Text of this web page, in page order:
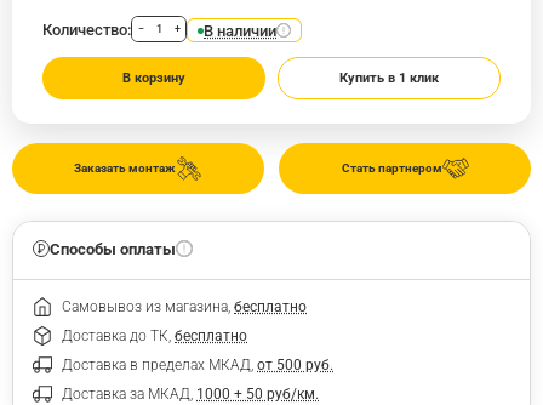
Стать партнером
Заказать монтаж
Количество: − + В наличии
В корзину Купить в 1 клик
Способы оплаты
Самовывоз из магазина, бесплатно
Доставка до ТК, бесплатно
Доставка в пределах МКАД, от 500 руб.
Доставка за МКАД, 1000 + 50 руб/км.